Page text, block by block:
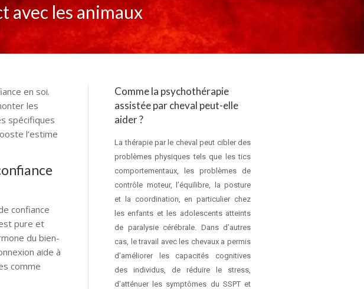
avec les animaux
en soi.
les
spécifiques
l’estime
confiance
pure et
du bien-
aide à
comme
Comme la psychothérapie
assistée par cheval peut-elle
aider ?
La thérapie par le cheval peut cibler des
problèmes physiques tels que les tics
comportementaux, les problèmes de
contrôle moteur, l’équilibre, la posture
et la coordination, en particulier chez
les enfants et les adolescents atteints
de paralysie cérébrale. Dans d’autres
cas, le travail avec les chevaux a permis
d’améliorer les capacités cognitives
des individus, de réduire le stress,
d’atténuer les symptômes du SSPT et